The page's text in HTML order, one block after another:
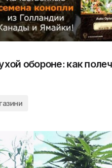
обороне: как